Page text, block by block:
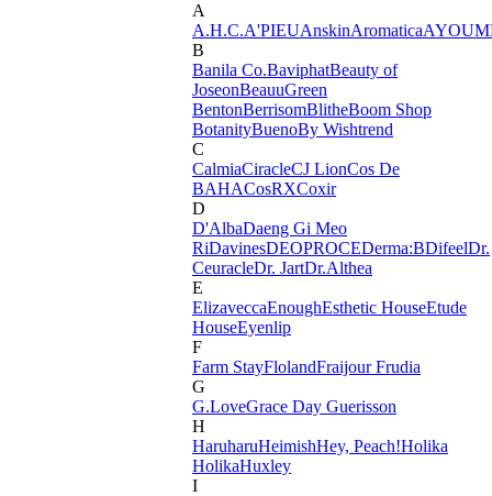
A
A.H.C.A'PIEUAnskinAromatica
B
Banila Co.BaviphatBeauty of
JoseonBeauuGreen
BentonBerrisomBlitheBoom Shop
BotanityBuenoBy Wishtrend
C
CalmiaCiracleCJ LionCos De
BAHACosRXCoxir
D
D'AlbaDaeng Gi Meo
RiDavinesDEOPROCEDerma:BDifeelDr.
CeuracleDr. JartDr.Althea
E
ElizaveccaEnoughEsthetic HouseEtude
HouseEyenlip
F
Farm StayFlolandFraijourFrudia
G
G.LoveGrace Day Guerisson
H
HaruharuHeimishHey, Peach!Holika
HolikaHuxley
I